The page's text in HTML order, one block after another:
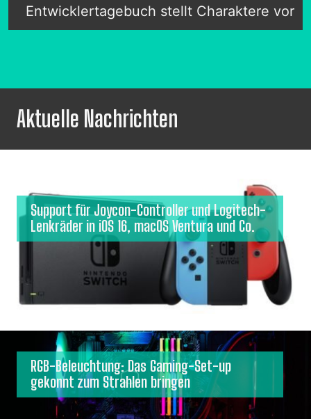
Entwicklertagebuch stellt Charaktere vor
Aktuelle Nachrichten
Support für Joycon-Controller und Logitech-
Lenkräder in iOS 16, macOS Ventura und Co.
RGB-Beleuchtung: Das Gaming-Set-up
gekonnt zum Strahlen bringen